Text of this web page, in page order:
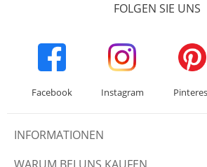
FOLGEN SIE UNS
Facebook Instagram
INFORMATIONEN